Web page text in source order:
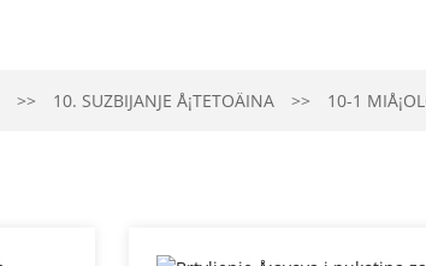
10. SUZBIJANJE Å¡TETOÄINA 10-1